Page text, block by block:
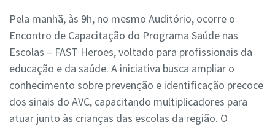
Pela manhã, às 9h, no mesmo Auditório, ocorre o
Encontro de Capacitação do Programa Saúde nas
Escolas – FAST Heroes, voltado para profissionais da
educação e da saúde. A iniciativa busca ampliar o
conhecimento sobre prevenção e identificação precoce
dos sinais do AVC, capacitando multiplicadores para
atuar junto às crianças das escolas da região. O